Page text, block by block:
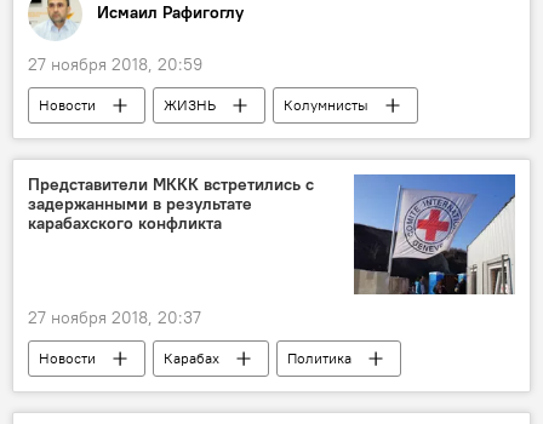
Исмаил Рафигоглу
27 ноября 2018, 20:59
Новости ЖИЗНЬ
Колумнисты
Азербайджан
АНАЛИТИКА
Представители МККК встретились с
задержанными в результате
карабахского конфликта
27 ноября 2018, 20:37
Новости Карабах
Политика
Азербайджан